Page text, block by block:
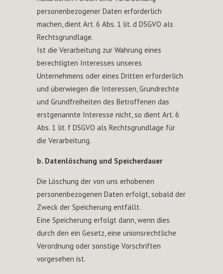
personenbezogener Daten erforderlich
machen, dient Art. 6 Abs. 1 lit. d DSGVO als
Rechtsgrundlage.
Ist die Verarbeitung zur Wahrung eines
berechtigten Interesses unseres
Unternehmens oder eines Dritten erforderlich
und überwiegen die Interessen, Grundrechte
und Grundfreiheiten des Betroffenen das
erstgenannte Interesse nicht, so dient Art. 6
Abs. 1 lit. f DSGVO als Rechtsgrundlage für
die Verarbeitung.
b. Datenlöschung und Speicherdauer
Die Löschung der von uns erhobenen
personenbezogenen Daten erfolgt, sobald der
Zweck der Speicherung entfällt.
Eine Speicherung erfolgt dann, wenn dies
durch den ein Gesetz, eine unionsrechtliche
Verordnung oder sonstige Vorschriften
vorgesehen ist.